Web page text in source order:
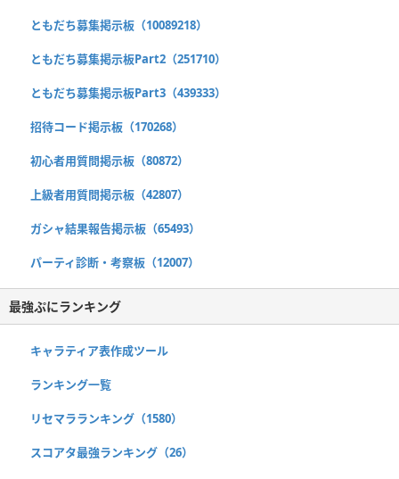
ともだち募集掲示板（10089218）
ともだち募集掲示板Part2（251710）
ともだち募集掲示板Part3（439333）
招待コード掲示板（170268）
初心者用質問掲示板（80872）
上級者用質問掲示板（42807）
ガシャ結果報告掲示板（65493）
パーティ診断・考察板（12007）
最強ぷにランキング
キャラティア表作成ツール
ランキング一覧
リセマラランキング（1580）
スコアタ最強ランキング（26）